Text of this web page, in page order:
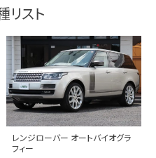
リスト
レンジローバー オートバイオグラ
フィー